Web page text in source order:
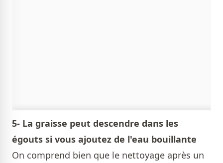
5- La graisse peut descendre dans les
égouts si vous ajoutez de l'eau bouillante
On comprend bien que le nettoyage après un